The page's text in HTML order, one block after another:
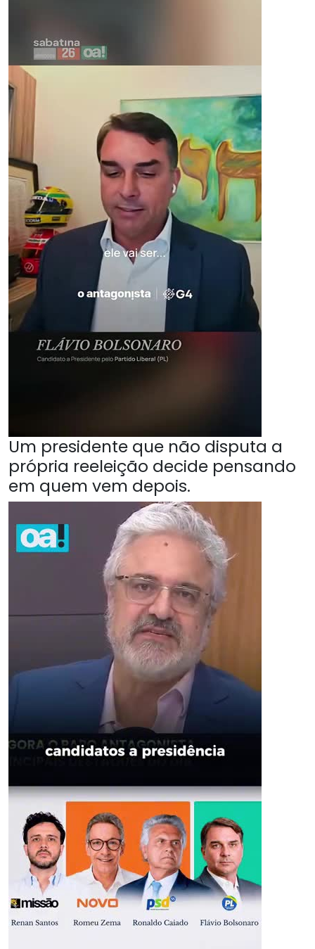
Um presidente que não disputa a
própria reeleição decide pensando
em quem vem depois.